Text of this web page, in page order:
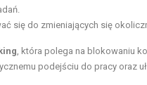
się do zmieniających się
, która polega na blokowaniu
podejściu do pracy oraz